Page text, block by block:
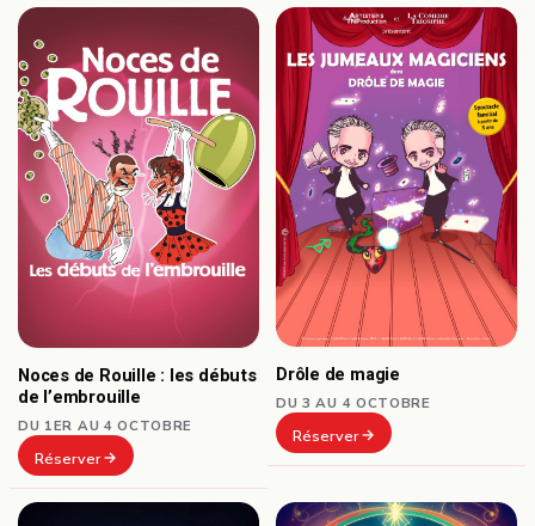
Noces de Rouille : les débuts
de l’embrouille
DU 1ER AU 4 OCTOBRE
Réserver
Drôle de magie
DU 3 AU 4 OCTOBRE
Réserver